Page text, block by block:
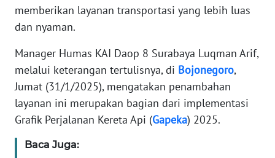
memberikan layanan transportasi yang lebih luas
dan nyaman.
Manager Humas KAI Daop 8 Surabaya Luqman Arif,
melalui keterangan tertulisnya, di Bojonegoro,
Jumat (31/1/2025), mengatakan penambahan
layanan ini merupakan bagian dari implementasi
Grafik Perjalanan Kereta Api (Gapeka) 2025.
Baca Juga:
SIBER
REDAKSI
DISCLAIMER
Wahana